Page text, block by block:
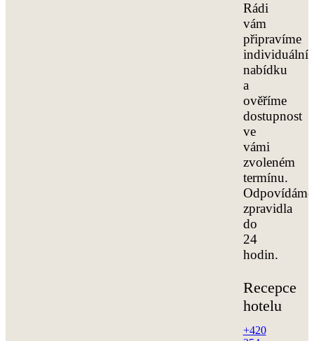
Rádi
vám
připravíme
individuální
nabídku
a
ověříme
dostupnost
ve
vámi
zvoleném
termínu.
Odpovídáme
zpravidla
do
24
hodin.
Recepce
hotelu
+420